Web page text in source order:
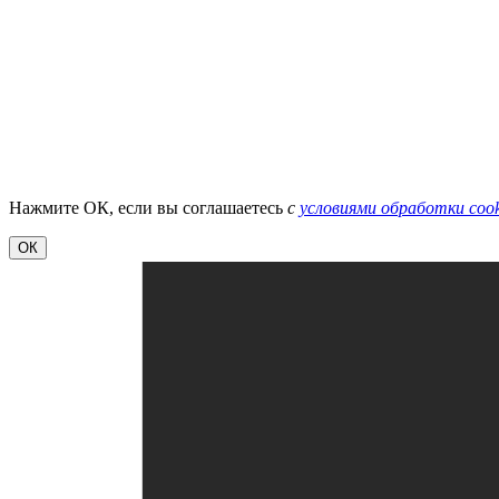
Нажмите ОК, если вы соглашаетесь с условиями обработки
ОК